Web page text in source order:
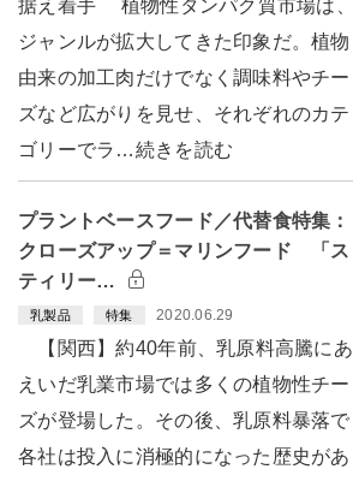
据え着手 植物性タンパク質市場は、
ジャンルが拡大してきた印象だ。植物
由来の加工肉だけでなく調味料やチー
ズなど広がりを見せ、それぞれのカテ
ゴリーでラ…続きを読む
プラントベースフード／代替食特集：
クローズアップ＝マリンフード 「ス
ティリー…
乳製品 特集 2020.06.29
【関西】約40年前、乳原料高騰にあ
えいだ乳業市場では多くの植物性チー
ズが登場した。その後、乳原料暴落で
各社は投入に消極的になった歴史があ